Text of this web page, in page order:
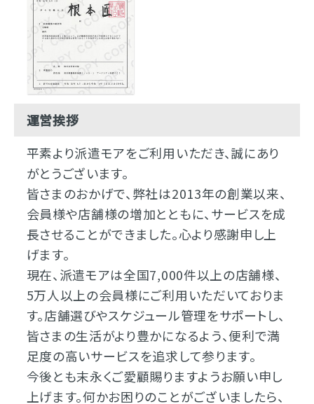
運営挨拶
平素より派遣モアをご利用いただき、誠にあり
がとうございます。
皆さまのおかげで、弊社は2013年の創業以来、
会員様や店舗様の増加とともに、サービスを成
長させることができました。心より感謝申し上
げます。
現在、派遣モアは全国7,000件以上の店舗様、
5万人以上の会員様にご利用いただいておりま
す。店舗選びやスケジュール管理をサポートし、
皆さまの生活がより豊かになるよう、便利で満
足度の高いサービスを追求して参ります。
今後とも末永くご愛顧賜りますようお願い申し
上げます。何かお困りのことがございましたら、